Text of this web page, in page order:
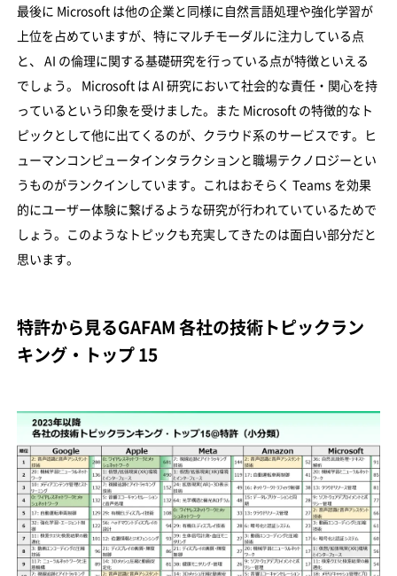
最後に Microsoft は他の企業と同様に自然言語処理や強化学習が
上位を占めていますが、特にマルチモーダルに注力している点
と、 AI の倫理に関する基礎研究を行っている点が特徴といえる
でしょう。 Microsoft は AI 研究において社会的な責任・関心を持
っているという印象を受けました。また Microsoft の特徴的なト
ピックとして他に出てくるのが、クラウド系のサービスです。ヒ
ューマンコンピュータインタラクションと職場テクノロジーとい
うものがランクインしています。これはおそらく Teams を効果
的にユーザー体験に繋げるような研究が行われていているためで
しょう。このようなトピックも充実してきたのは面白い部分だと
思います。
特許から見るGAFAM 各社の技術トピックラン
キング・トップ 15